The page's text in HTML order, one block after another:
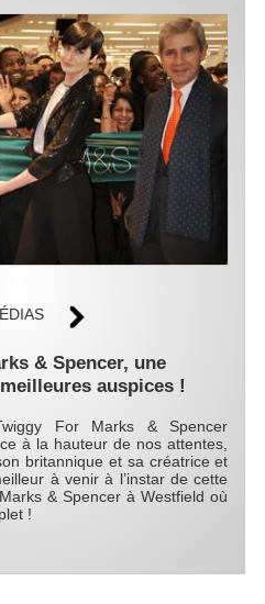
& Spencer, une
auspices !
For Marks & Spencer
à la hauteur de nos attentes,
britannique et sa créatrice et
à venir à l’instar de cette
& Spencer à Westfield où
!